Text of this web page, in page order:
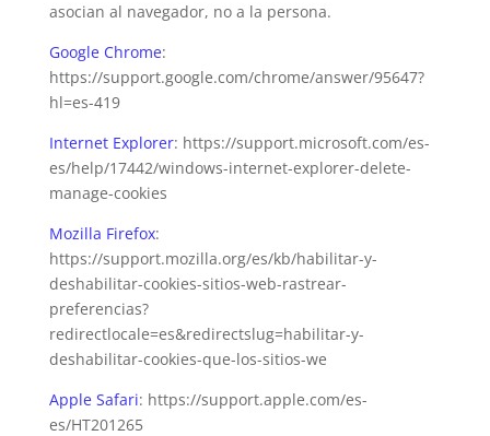
asocian al navegador, no a la persona.
Google Chrome:
https://support.google.com/chrome/answer/95647?
hl=es-419
Internet Explorer: https://support.microsoft.com/es-
es/help/17442/windows-internet-explorer-delete-
manage-cookies
Mozilla Firefox:
https://support.mozilla.org/es/kb/habilitar-y-
deshabilitar-cookies-sitios-web-rastrear-
preferencias?
redirectlocale=es&redirectslug=habilitar-y-
deshabilitar-cookies-que-los-sitios-we
Apple Safari: https://support.apple.com/es-
es/HT201265